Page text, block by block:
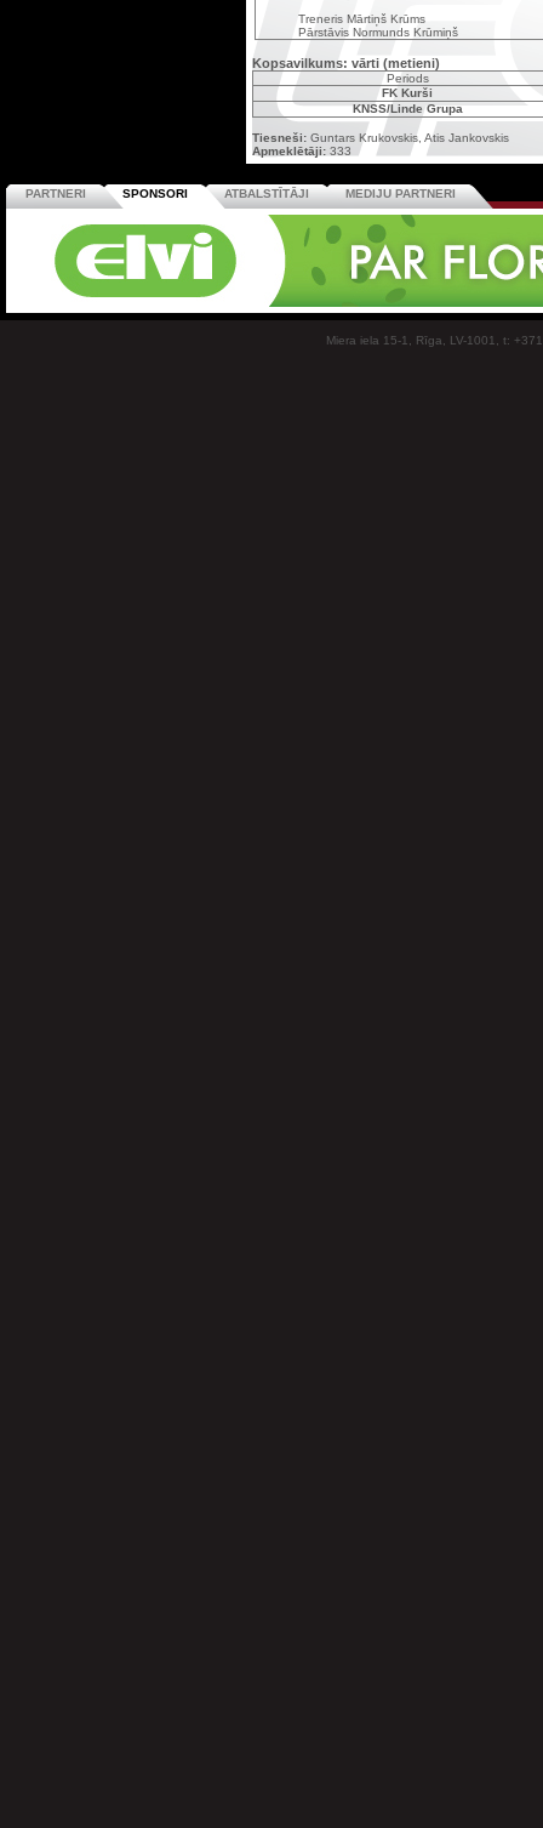
Treneris Mārtiņš Krūms
Pārstāvis Normunds Krūmiņš
Kopsavilkums: vārti (metieni)
Periods
FK Kurši
KNSS/Linde Grupa
Tiesneši: Guntars Krukovskis, Atis Jankovskis
Apmeklētāji: 333
PARTNERI SPONSORI ATBALSTĪTĀJI MEDIJU PARTNERI
Miera iela 15-1, Rīga, LV-1001, t: